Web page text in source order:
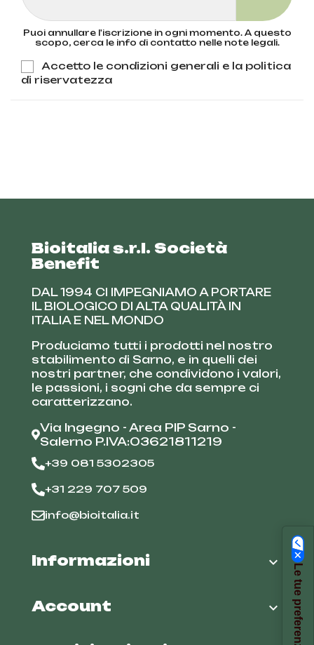
Puoi annullare l'iscrizione in ogni momento. A questo
scopo, cerca le info di contatto nelle note legali.
Accetto le condizioni generali e la politica
di riservatezza
Bioitalia s.r.l. Società
Benefit
DAL 1994 CI IMPEGNIAMO A PORTARE
IL BIOLOGICO DI ALTA QUALITÀ IN
ITALIA E NEL MONDO
Produciamo tutti i prodotti nel nostro
stabilimento di Sarno, e in quelli dei
nostri partner, che condividono i valori,
le passioni, i sogni che da sempre ci
caratterizzano.
Via Ingegno - Area PIP Sarno -
Salerno P.IVA:03621811219
+39 081 5302305
+31 229 707 509
info@bioitalia.it
Informazioni 
Account 